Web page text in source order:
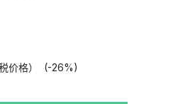
价格） (-26%)